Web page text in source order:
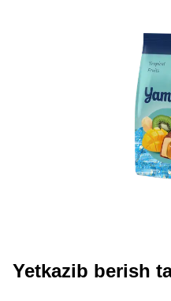
Yetkazib berish